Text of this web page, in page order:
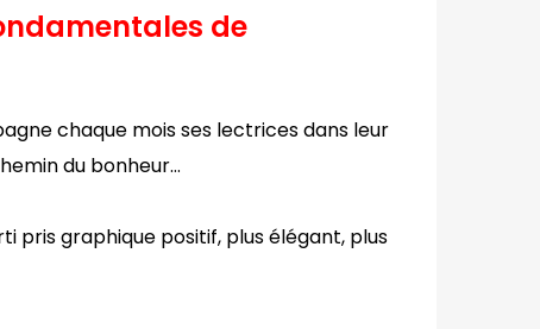
de
chaque mois ses lectrices dans leur
du bonheur…
pris graphique positif, plus élégant, plus